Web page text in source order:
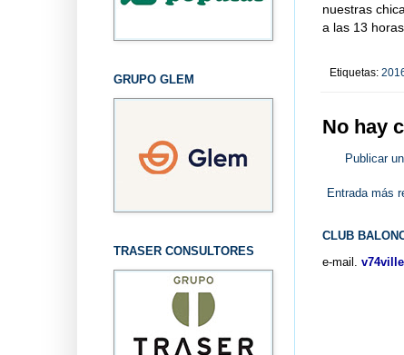
nuestras
a las 13
Etiquetas:
No hay
Publicar
Entrada más
CLUB
e-mail.
GRUPO GLEM
TRASER CONSULTORES